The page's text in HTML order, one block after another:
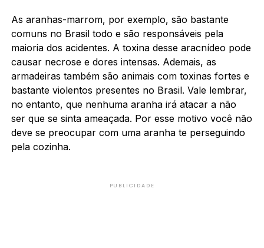
As aranhas-marrom, por exemplo, são bastante
comuns no Brasil todo e são responsáveis pela
maioria dos acidentes. A toxina desse aracnídeo pode
causar necrose e dores intensas. Ademais, as
armadeiras também são animais com toxinas fortes e
bastante violentos presentes no Brasil. Vale lembrar,
no entanto, que nenhuma aranha irá atacar a não
ser que se sinta ameaçada. Por esse motivo você não
deve se preocupar com uma aranha te perseguindo
pela cozinha.
PUBLICIDADE